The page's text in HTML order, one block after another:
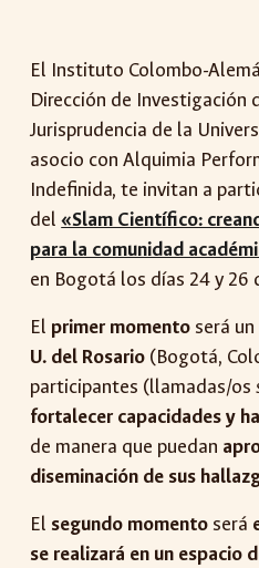
El Instituto Colombo-
Dirección de Investigación
Jurisprudencia de la
asocio con Alquimia
Indefinida, te invitan a
del«Slam Científico:
para la comunidad
en Bogotá los días 24 y 26
El primer momento será un
U. del Rosario (Bogotá,
participantes (llamadas/os
fortalecer capacidades y
de manera que puedan
diseminación de sus
El segundo momento será
se realizará en un espacio